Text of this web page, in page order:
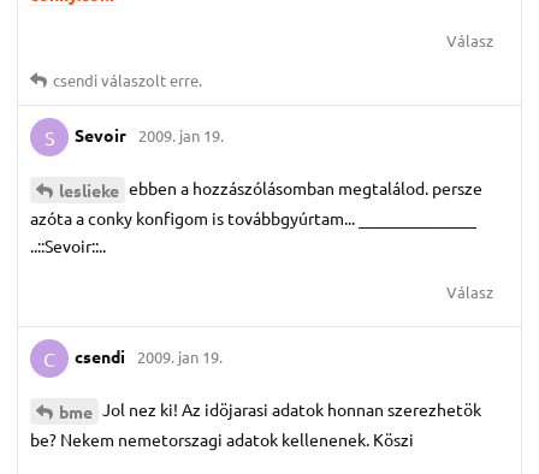
Válasz
csendiválaszolt erre.
S Sevoir 2009. jan 19.
leslieke ebben a hozzászólásomban megtalálod. persze
azóta a conky konfigom is továbbgyúrtam... ______________
..::Sevoir::..
Válasz
C csendi 2009. jan 19.
bme Jol nez ki! Az idöjarasi adatok honnan szerezhetök
be? Nekem nemetorszagi adatok kellenenek. Köszi